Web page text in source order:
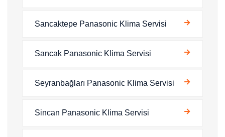
Sancaktepe Panasonic Klima Servisi
Sancak Panasonic Klima Servisi
Seyranbağları Panasonic Klima Servisi
Sincan Panasonic Klima Servisi